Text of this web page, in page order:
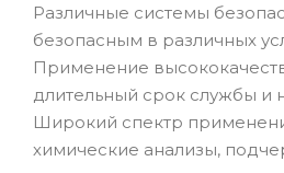
Различные системы
безопасным в различных
Применение
длительный срок службы и
Широкий спектр
химические анализы,